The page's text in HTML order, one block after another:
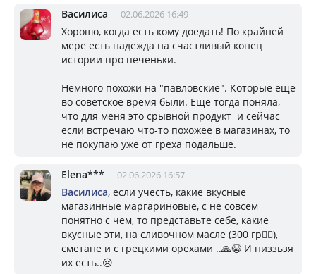
Василиса 02.06.2026 16:49
Хорошо, когда есть кому доедать! По крайней
мере есть надежда на счастливый конец
истории про печеньки.
Немного похожи на "павловские". Которые еще
во советское время были. Еще тогда поняла,
что для меня это срывной продукт и сейчас
если встречаю что-то похожее в магазинах, то
не покупаю уже от греха подальше.
Elena*** 02.06.2026 16:57
Василиса, если учесть, какие вкусные
магазинные маргариновые, с не совсем
понятно с чем, то представьте себе, какие
вкусные эти, на сливочном масле (300 гр🤦‍♀️),
сметане и с грецкими орехами ..🙏😭 И низзьзя
их есть..😢